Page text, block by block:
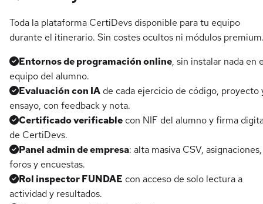
Toda la plataforma CertiDevs disponible para tu equipo
durante el itinerario. Sin costes ocultos ni módulos
Entornos de programación online, sin instalar nada en
equipo del alumno.
Evaluación con IA de cada ejercicio de código, proyecto
ensayo, con feedback y nota.
Certificado verificable con NIF del alumno y firma
de CertiDevs.
Panel admin de empresa: alta masiva CSV, asignaciones,
foros y encuestas.
Rol inspector FUNDAE con acceso de solo lectura a
actividad y resultados.